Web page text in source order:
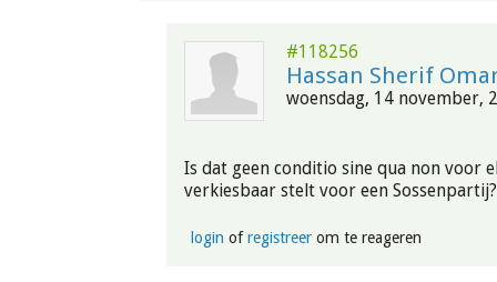
#118256
Hassan Sherif
woensdag, 14 november,
Is dat geen conditio sine qua non voor
verkiesbaar stelt voor een Sossenpartij?
login ofregistreerom te reageren